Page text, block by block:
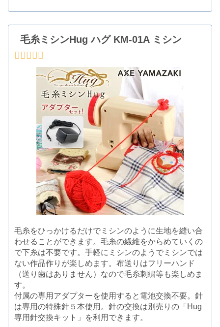
毛糸ミシンHug ハグ KM-01A ミシン
毛糸をひっかけるだけでミシンのように生地を縫い合
わせることができます。毛糸の繊維をからめていくの
で下糸は不要です。手軽にミシンのようでミシンでは
ない作品作りが楽しめます。布送りはフリーハンド
（送り歯はありません）なので毛糸刺繍等も楽しめま
す。
付属の専用アダプターを使用すると電池交換不要。針
は専用の特殊針５本使用。針の交換は別売りの「Hug
専用針交換キット」を利用できます。